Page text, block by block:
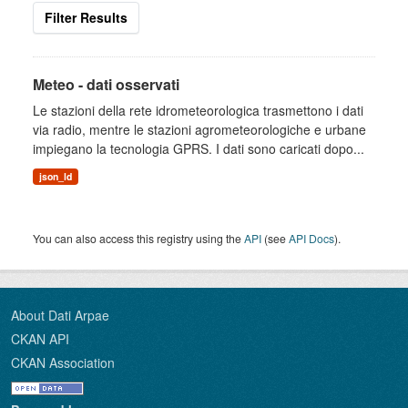
Filter Results
Meteo - dati osservati
Le stazioni della rete idrometeorologica trasmettono i dati
via radio, mentre le stazioni agrometeorologiche e urbane
impiegano la tecnologia GPRS. I dati sono caricati dopo...
json_ld
You can also access this registry using theAPI (seeAPI Docs).
About Dati Arpae
CKAN API
CKAN Association